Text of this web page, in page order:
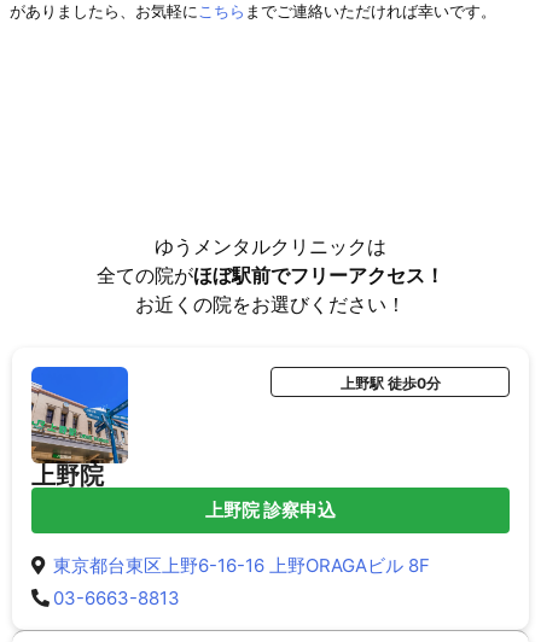
がありましたら、お気軽に こちら までご連絡いただければ幸いです。
ゆうメンタルクリニックは
全ての院がほぼ駅前でフリーアクセス！
お近くの院をお選びください！
上野院
上野駅 徒歩0分
上野院 診察申込
東京都台東区上野6-16-16 上野ORAGAビル 8F
03-6663-8813